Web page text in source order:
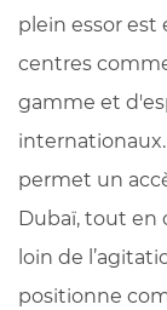
plein essor est
centres
gamme et
permet un
Dubaï, tout
loin de
positionne